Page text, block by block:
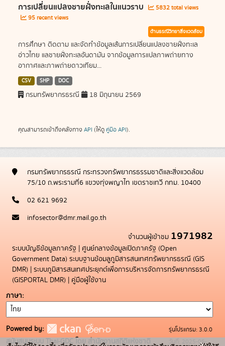
การเปลี่ยนแปลงชายฝั่งทะเลในแนวราบ
5832 total views
95 recent views
ด้านธรณีวิทยาสิ่งแวดล้อม
การศึกษา ติดตาม และจัดทำข้อมูลเส้นการเปลี่ยนแปลงชายฝั่งทะเล
อ่าวไทย แลชายฝั่งทะเลอันดามัน จากข้อมูลการแปลภาพถ่ายทาง
อากาศและภาพถ่ายดาวเทียม...
CSV SHP DOC
กรมทรัพยากรธรณี 18 มิถุนายน 2569
คุณสามารถเข้าถึงคลังทาง API (ให้ดู คู่มือ API).
กรมทรัพยากรธรณี กระทรวงทรัพยากรธรรมชาติและสิ่งแวดล้อม
75/10 ถ.พระรามที่6 แขวงทุ่งพญาไท เขตราชเทวี กทม. 10400
02 621 9692
infosector@dmr.mail.go.th
จำนวนผู้เข้าชม 1971982
ระบบบัญชีข้อมูลภาครัฐ | ศูนย์กลางข้อมูลเปิดภาครัฐ (Open
Government Data) ระบบฐานข้อมลูภูมิสารสนเทศทรัพยากรธรณี (GIS
DMR) | ระบบภูมิสารสนเทศประยุกต์เพื่อการบริหารจัดการทรัพยากรธรณี
(GISPORTAL DMR) | คู่มือผู้ใช้งาน
ภาษา
Powered by:
สนับสนุนระบบ Thai-GDC โดย สำนักงานสถิติแห่งชาติ
รุ่นโปรแกรม: 3.0.0
วันที่: 2025-05-